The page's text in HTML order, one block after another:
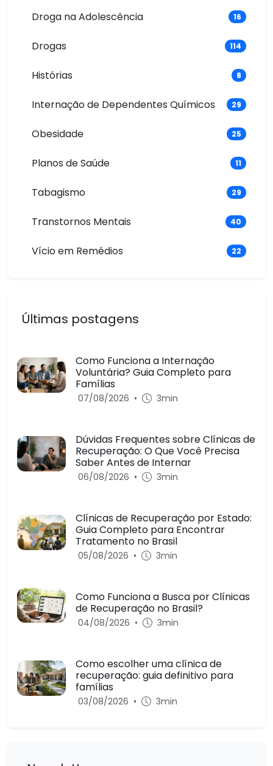
Droga na Adolescência 16
Drogas 114
Histórias 8
Internação de Dependentes Químicos 29
Obesidade 25
Planos de Saúde 11
Tabagismo 29
Transtornos Mentais 40
Vício em Remédios 22
Últimas postagens
Como Funciona a Internação
Voluntária? Guia Completo para
Famílias
07/08/2026 • 3min
Dúvidas Frequentes sobre Clínicas de
Recuperação: O Que Você Precisa
Saber Antes de Internar
06/08/2026 • 3min
Clínicas de Recuperação por Estado:
Guia Completo para Encontrar
Tratamento no Brasil
05/08/2026 • 3min
Como Funciona a Busca por Clínicas
de Recuperação no Brasil?
04/08/2026 • 3min
Como escolher uma clínica de
recuperação: guia definitivo para
famílias
03/08/2026 • 3min